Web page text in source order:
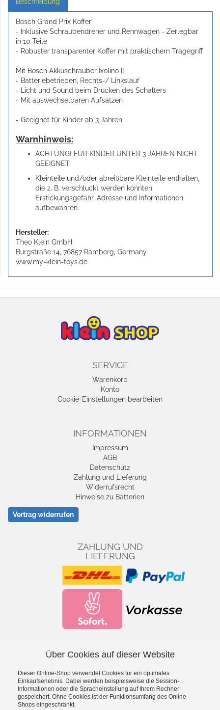
Bosch Grand Prix Koffer
- Inklusive Schraubendreher und Rennwagen - Zerlegbar
in 10 Teile
- Robuster transparenter Koffer mit praktischem Tragegriff
Mit Bosch Akkuschrauber Ixolino II
- Batteriebetrieben, Rechts-/ Linkslauf
- Licht und Sound beim Drücken des Schalters
- Mit auswechselbaren Aufsätzen
- Geeignet für Kinder ab 3 Jahren
Warnhinweis:
ACHTUNG! FÜR KINDER UNTER 3 JAHREN NICHT
GEEIGNET.
Kleinteile und/oder abreißbare Kleinteile enthalten,
die z. B. verschluckt werden könnten.
Erstickungsgefahr. Adresse und Informationen
aufbewahren.
Hersteller:
Theo Klein GmbH
Burgstraße 14, 76857 Ramberg, Germany
www.my-klein-toys.de
SERVICE
Warenkorb
Konto
Cookie-Einstellungen bearbeiten
INFORMATIONEN
Impressum
AGB
Datenschutz
Zahlung und Lieferung
Widerrufsrecht
Hinweise zu Batterien
Vertrag widerrufen
ZAHLUNG UND
LIEFERUNG
*inkl. MwSt., zzgl.Versandkosten
- Entdecke die Theo Klein Spielzeug-Welt -
Über Cookies auf dieser Website
Dieser Online-Shop verwendet Cookies für ein optimales
Einkaufserlebnis. Dabei werden beispielsweise die Session-
Informationen oder die Spracheinstellung auf Ihrem Rechner
gespeichert. Ohne Cookies ist der Funktionsumfang des Online-
Shops eingeschränkt.